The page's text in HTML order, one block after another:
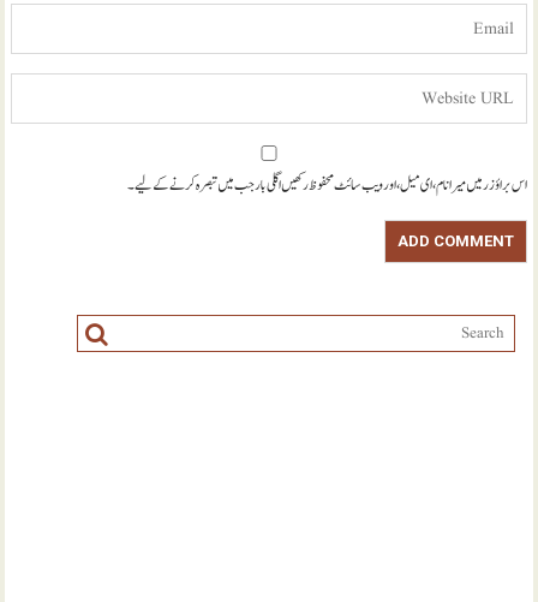
اس براؤزر میں میرا نام، ای میل، اور ویب سائٹ محفوظ رکھیں اگلی بار جب میں تبصرہ کرنے کےلیے۔